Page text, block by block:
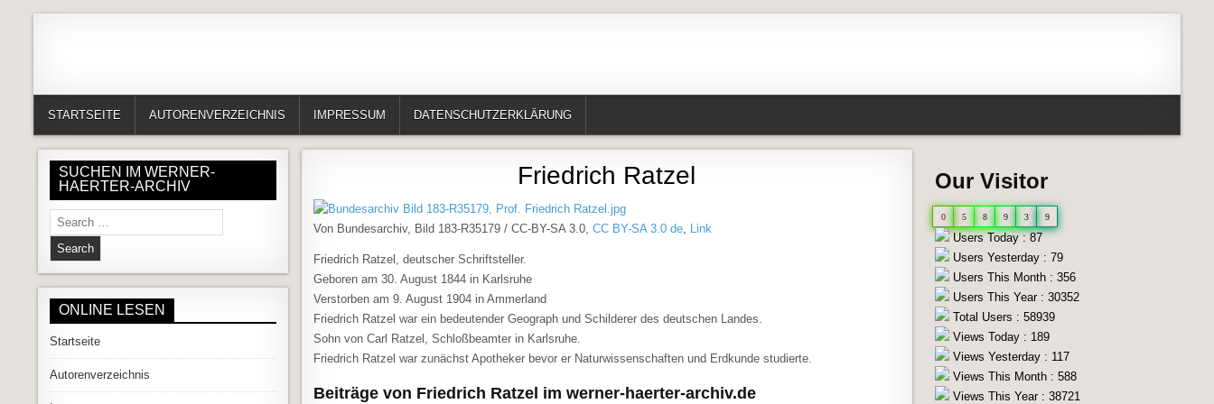
STARTSEITE AUTORENVERZEICHNIS IMPRESSUM DATENSCHUTZERKLÄRUNG
Friedrich Ratzel
Von Bundesarchiv, Bild 183-R35179 / CC-BY-SA 3.0,CC BY-SA 3.0 de, Link
Friedrich Ratzel, deutscher Schriftsteller.
Geboren am 30. August 1844 in Karlsruhe
Verstorben am 9. August 1904 in Ammerland
Friedrich Ratzel war ein bedeutender Geograph und Schilderer des deutschen Landes.
Sohn von Carl Ratzel, Schloßbeamter in Karlsruhe.
Friedrich Ratzel war zunächst Apotheker bevor er Naturwissenschaften und Erdkunde studierte.
Beiträge von Friedrich Ratzel im werner-haerter-archiv.de
SUCHEN IM WERNER-
HAERTER-ARCHIV
Search for:
ONLINE LESEN
Startseite
Autorenverzeichnis
Our Visitor
0 5 8 9 3 9
Users Today : 87
Users Yesterday : 79
Users This Month : 356
Users This Year : 30352
Total Users : 58939
Views Today : 189
Views Yesterday : 117
Views This Month : 588
Views This Year : 38721